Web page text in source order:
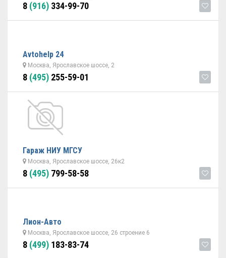
8 (916) 334-99-70
Avtohelp 24
Москва, Ярославское шоссе, 2
8 (495) 255-59-01
Гараж НИУ МГСУ
Москва, Ярославское шоссе, 26к2
8 (495) 799-58-58
Лион-Авто
Москва, Ярославское шоссе, 26 строение 6
8 (499) 183-83-74